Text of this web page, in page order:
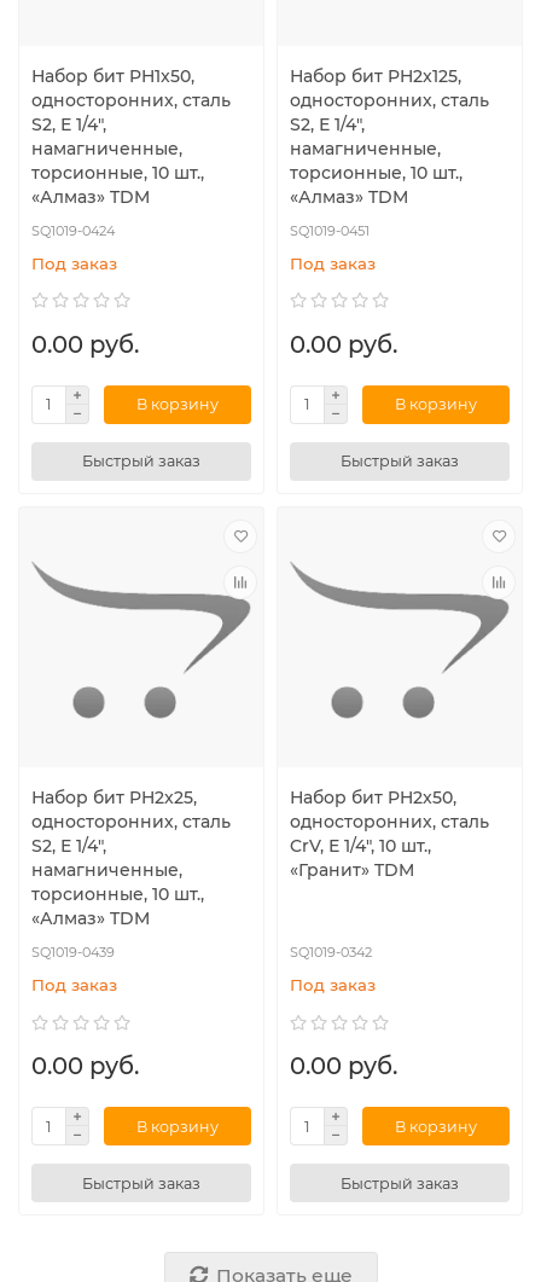
Набор бит PH1x50,
односторонних, сталь
S2, Е 1/4",
намагниченные,
торсионные, 10 шт.,
«Алмаз» TDM
SQ1019-0424
Под заказ
0.00 руб.
В корзину
Быстрый заказ
Набор бит PH2x125,
односторонних, сталь
S2, Е 1/4",
намагниченные,
торсионные, 10 шт.,
«Алмаз» TDM
SQ1019-0451
Под заказ
0.00 руб.
В корзину
Быстрый заказ
Набор бит PH2x25,
односторонних, сталь
S2, Е 1/4",
намагниченные,
торсионные, 10 шт.,
«Алмаз» TDM
SQ1019-0439
Под заказ
0.00 руб.
В корзину
Быстрый заказ
Набор бит PH2x50,
односторонних, сталь
CrV, Е 1/4", 10 шт.,
«Гранит» TDM
SQ1019-0342
Под заказ
0.00 руб.
В корзину
Быстрый заказ
Показать еще